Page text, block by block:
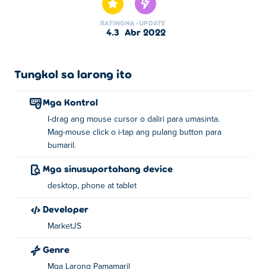
RATING
4.3
NA-UPDATE
Abr 2022
Tungkol sa larong ito
Mga Kontrol
I-drag ang mouse cursor o daliri para umasinta.
Mag-mouse click o i-tap ang pulang button para
bumaril.
Mga sinusuportahang device
desktop, phone at tablet
Developer
MarketJS
Genre
Mga Larong Pamamaril